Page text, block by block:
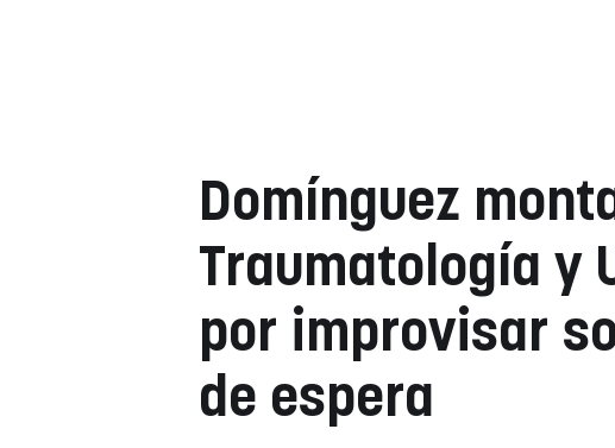
Domínguez
Traumatología y
por improvisar
de espera